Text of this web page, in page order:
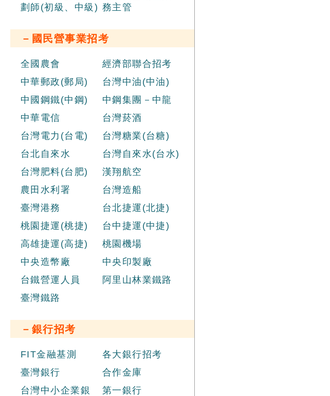
劃師(初級、中級) 務主管
－國民營事業招考
全國農會
經濟部聯合招考
中華郵政(郵局)
台灣中油(中油)
中國鋼鐵(中鋼)
中鋼集團－中龍
中華電信
台灣菸酒
台灣電力(台電)
台灣糖業(台糖)
台北自來水
台灣自來水(台水)
台灣肥料(台肥)
漢翔航空
農田水利署
台灣造船
臺灣港務
台北捷運(北捷)
桃園捷運(桃捷)
台中捷運(中捷)
高雄捷運(高捷)
桃園機場
中央造幣廠
中央印製廠
台鐵營運人員
阿里山林業鐵路
臺灣鐵路
－銀行招考
FIT金融基測
各大銀行招考
臺灣銀行
合作金庫
台灣中小企業銀
第一銀行